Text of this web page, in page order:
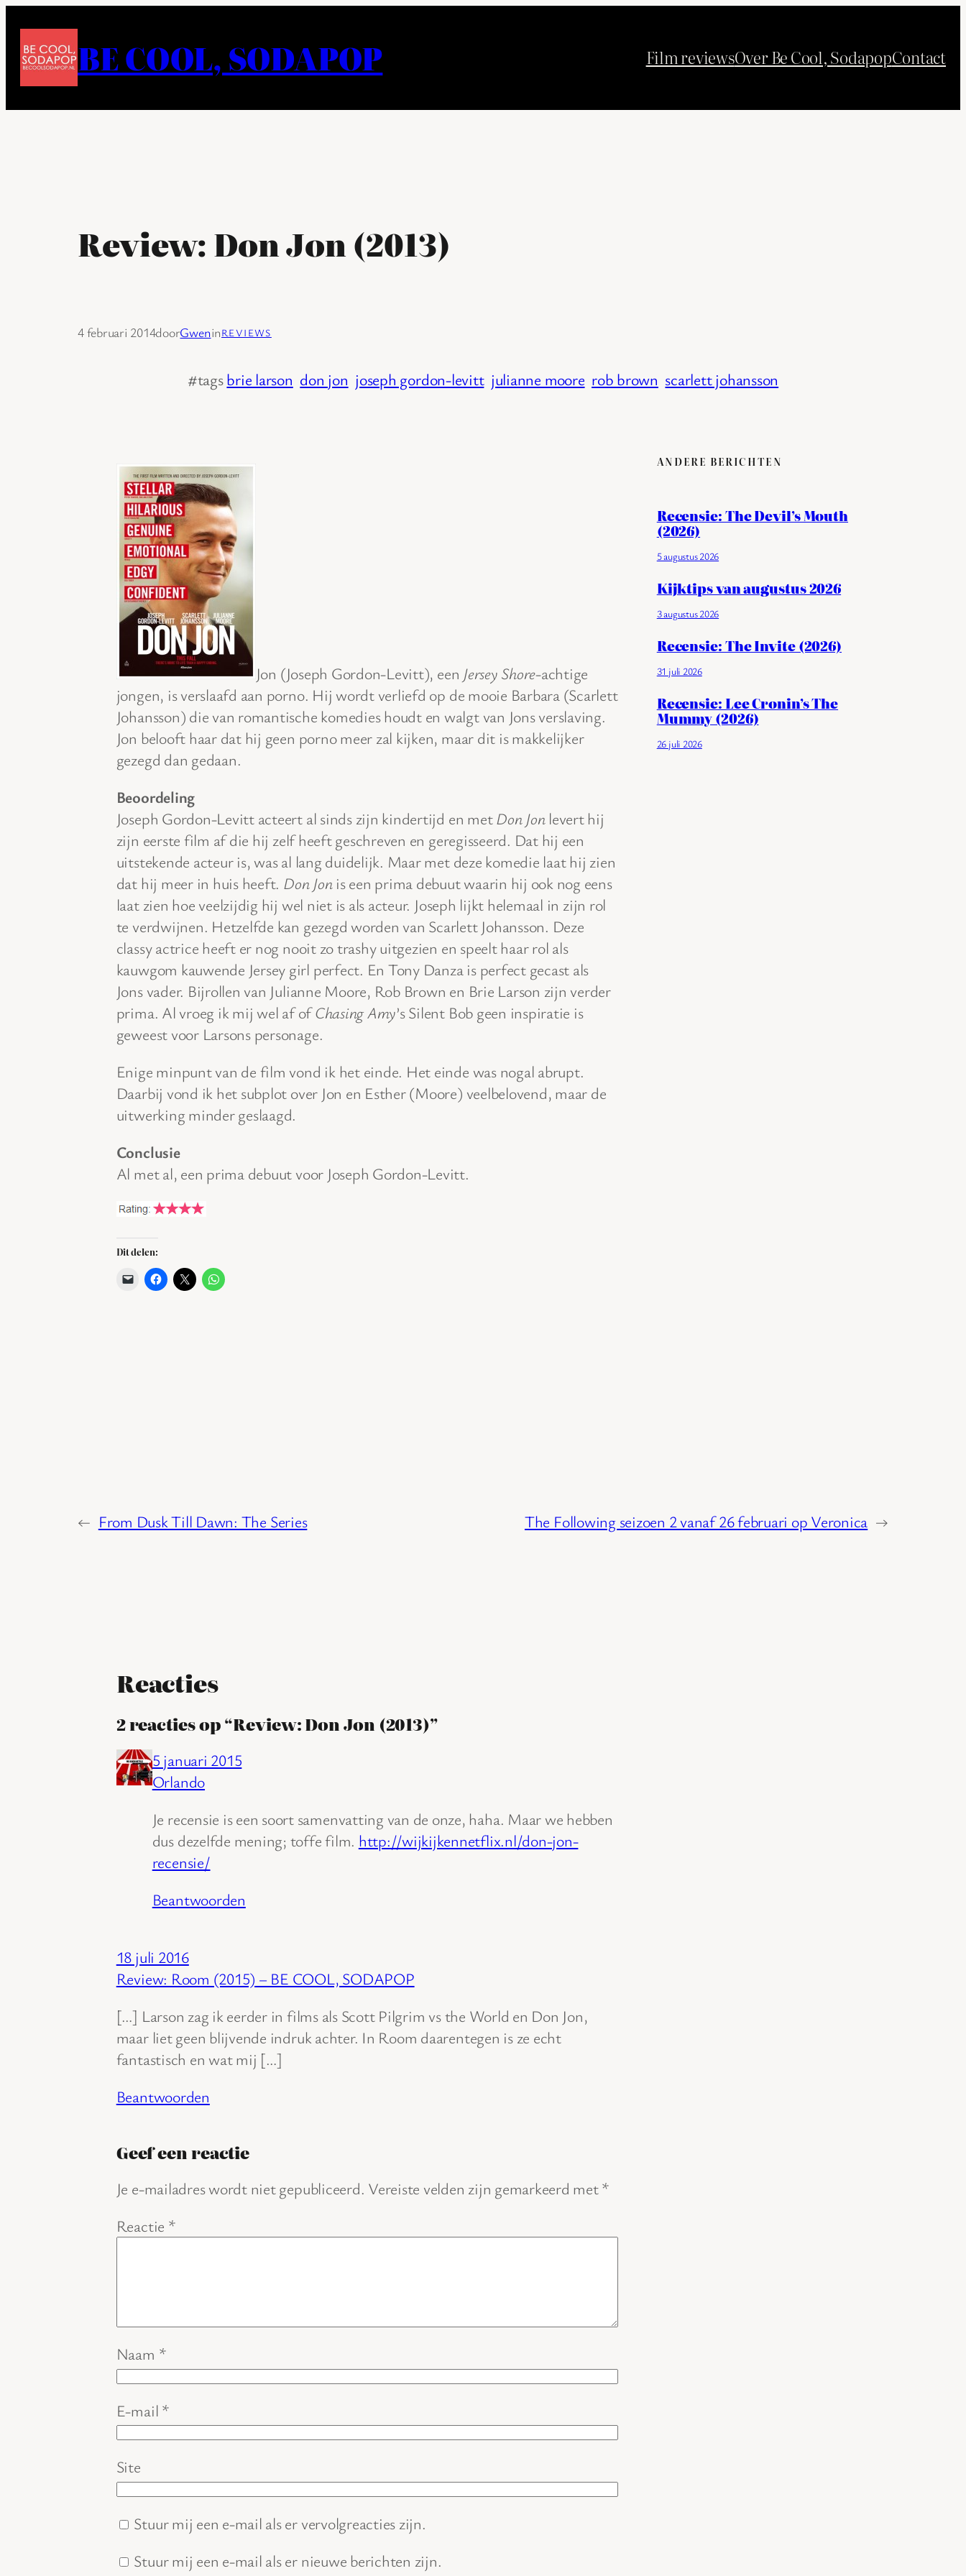
de
BE COOL, SODAPOP Film reviewsOver Be Cool, SodapopContact
Review: Don Jon (2013)
4 februari 2014doorGweninREVIEWS
#tagsbrie larson don jon joseph gordon-levitt julianne moore rob brown scarlett johansson
Jon (Joseph Gordon-Levitt), een Jersey Shore-achtige
jongen, is verslaafd aan porno. Hij wordt verliefd op de mooie Barbara (Scarlett
Johansson) die van romantische komedies houdt en walgt van Jons verslaving.
Jon belooft haar dat hij geen porno meer zal kijken, maar dit is makkelijker
gezegd dan gedaan.
Beoordeling
Joseph Gordon-Levitt acteert al sinds zijn kindertijd en metDon Jonlevert hij
zijn eerste film af die hij zelf heeft geschreven en geregisseerd. Dat hij een
uitstekende acteur is, was al lang duidelijk. Maar met deze komedie laat hij zien
dat hij meer in huis heeft. Don Jonis een prima debuut waarin hij ook nog eens
laat zien hoe veelzijdig hij wel niet is als acteur. Joseph lijkt helemaal in zijn rol
te verdwijnen. Hetzelfde kan gezegd worden van Scarlett Johansson. Deze
classy actrice heeft er nog nooit zo trashy uitgezien en speelt haar rol als
kauwgom kauwende Jersey girl perfect. En Tony Danza is perfect gecast als
Jons vader. Bijrollen van Julianne Moore, Rob Brown en Brie Larson zijn verder
prima. Al vroeg ik mij wel af ofChasing Amy’s Silent Bob geen inspiratie is
geweest voor Larsons personage.
Enige minpunt van de film vond ik het einde. Het einde was nogal abrupt.
Daarbij vond ik het subplot over Jon en Esther (Moore) veelbelovend, maar de
uitwerking minder geslaagd.
Conclusie
Al met al, een prima debuut voor Joseph Gordon-Levitt.
Dit delen:
ANDERE BERICHTEN
Recensie: The Devil’s Mouth
(2026)
5 augustus 2026
Kijktips van augustus 2026
3 augustus 2026
Recensie: The Invite (2026)
31 juli 2026
Recensie: Lee Cronin’s The
Mummy (2026)
26 juli 2026
← From Dusk Till Dawn: The Series The Following seizoen 2 vanaf 26 februari op Veronica →
Reacties
2 reacties op “Review: Don Jon (2013)”
5 januari 2015
Orlando
Je recensie is een soort samenvatting van de onze, haha. Maar we hebben
dus dezelfde mening; toffe film. http://wijkijkennetflix.nl/don-jon-
recensie/
Beantwoorden
18 juli 2016
Review: Room (2015) – BE COOL, SODAPOP
[…] Larson zag ik eerder in films als Scott Pilgrim vs the World en Don Jon,
maar liet geen blijvende indruk achter. In Room daarentegen is ze echt
fantastisch en wat mij […]
Beantwoorden
Geef een reactie
Je e-mailadres wordt niet gepubliceerd. Vereiste velden zijn gemarkeerd met*
Reactie *
Naam *
E-mail *
Site
Stuur mij een e-mail als er vervolgreacties zijn.
Stuur mij een e-mail als er nieuwe berichten zijn.